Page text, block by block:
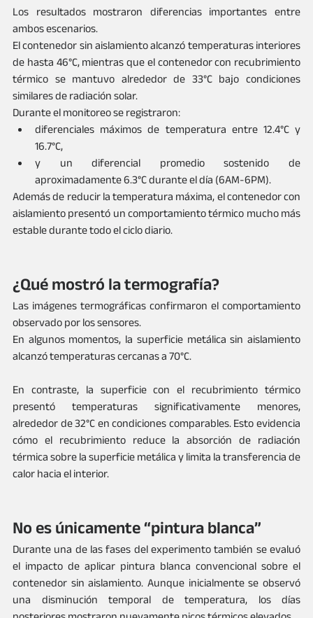
Los resultados mostraron diferencias importantes entre
ambos escenarios.
El contenedor sin aislamiento alcanzó temperaturas interiores
de hasta 46°C, mientras que el contenedor con recubrimiento
térmico se mantuvo alrededor de 33°C bajo condiciones
similares de radiación solar.
Durante el monitoreo se registraron:
diferenciales máximos de temperatura entre 12.4°C y
16.7°C,
y un diferencial promedio sostenido de
aproximadamente 6.3°C durante el día (6AM-6PM).
Además de reducir la temperatura máxima, el contenedor con
aislamiento presentó un comportamiento térmico mucho más
estable durante todo el ciclo diario.
¿Qué mostró la termografía?
Las imágenes termográficas confirmaron el comportamiento
observado por los sensores.
En algunos momentos, la superficie metálica sin aislamiento
alcanzó temperaturas cercanas a 70°C.
En contraste, la superficie con el recubrimiento térmico
presentó temperaturas significativamente menores,
alrededor de 32°C en condiciones comparables. Esto evidencia
cómo el recubrimiento reduce la absorción de radiación
térmica sobre la superficie metálica y limita la transferencia de
calor hacia el interior.
No es únicamente “pintura blanca”
Durante una de las fases del experimento también se evaluó
el impacto de aplicar pintura blanca convencional sobre el
contenedor sin aislamiento. Aunque inicialmente se observó
una disminución temporal de temperatura, los días